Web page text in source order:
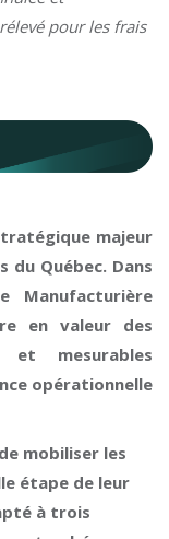
pour les frais
majeur
Québec. Dans
Manufacturière
en valeur des
et mesurables
opérationnelle
mobiliser les
étape de leur
à trois